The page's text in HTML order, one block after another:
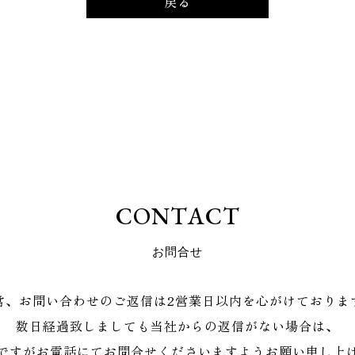
CONTACT
お問合せ
、お問い合わせのご返信は2営業日以内を心がけておりま
数日経過致しましても当社からの返信がない場合は、
すがお電話にてお問合せくださいますようお願い申し上